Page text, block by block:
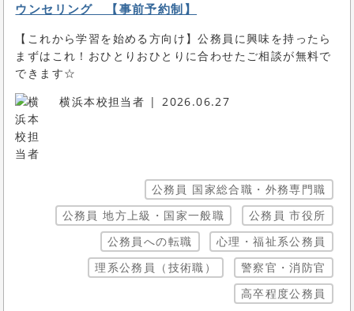
ウンセリング 【事前予約制】
【これから学習を始める方向け】公務員に興味を持ったら
まずはこれ！おひとりおひとりに合わせたご相談が無料で
できます☆
横浜本校担当者
2026.06.27
公務員 国家総合職・外務専門職
公務員 地方上級・国家一般職
公務員 市役所
公務員への転職
心理・福祉系公務員
理系公務員（技術職）
警察官・消防官
高卒程度公務員